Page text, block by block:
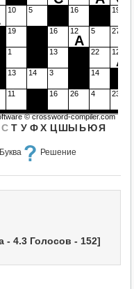
Буква Решение
10 5 16 19
19 16 12
А
5 27
1 13 22 12
А
13 14 3 14
11 16 26 4 23
С Т У Ф Х ЦШЫ ЬЮЯ
©crossword-compiler.com
- 4.3Голосов - 152]